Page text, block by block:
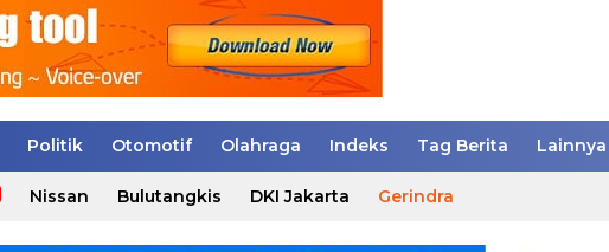
Politik Otomotif Olahraga Indeks Tag Berita Lainnya
Nissan Bulutangkis DKI Jakarta Gerindra